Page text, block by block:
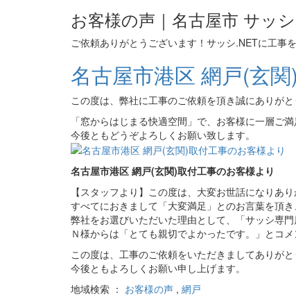
お客様の声｜名古屋市 サッ
ご依頼ありがとうございます！サッシ.NETに工事
名古屋市港区 網戸(玄
この度は、弊社に工事のご依頼を頂き誠にありがと
「窓からはじまる快適空間」で、お客様に一層ご
今後ともどうぞよろしくお願い致します。
名古屋市港区 網戸(玄関)取付工事のお客様より
【スタッフより】この度は、大変お世話になりあり
すべてにおきまして「大変満足」とのお言葉を頂き
弊社をお選びいただいた理由として、「サッシ専門
Ｎ様からは「とても親切でよかったです。」とコメ
この度は、工事のご依頼をいただきましてありがと
今後ともよろしくお願い申し上げます。
地域検索 ： お客様の声 , 網戸